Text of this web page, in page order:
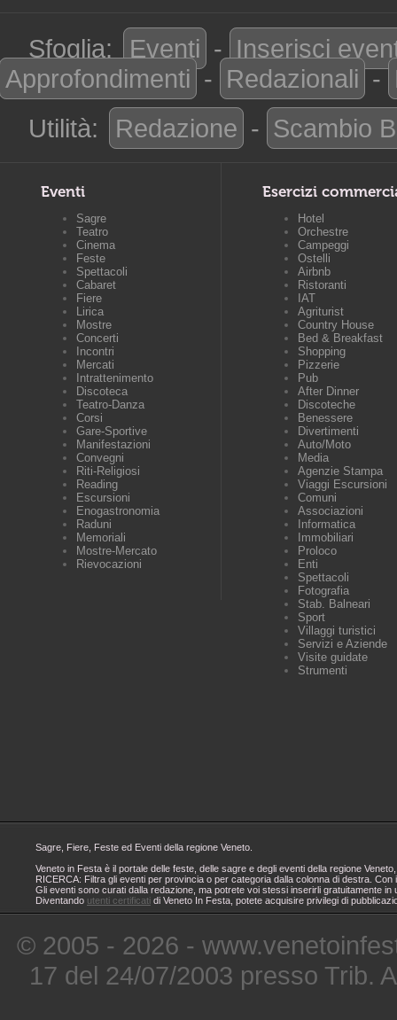
Sfoglia: Eventi - Inserisci
Approfondimenti - Redazionali -
Utilità:
Redazione - Scambio
Eventi
Sagre
Teatro
Cinema
Feste
Spettacoli
Cabaret
Fiere
Lirica
Mostre
Concerti
Incontri
Mercati
Intrattenimento
Discoteca
Teatro-Danza
Corsi
Gare-Sportive
Manifestazioni
Convegni
Riti-Religiosi
Reading
Escursioni
Enogastronomia
Raduni
Memoriali
Mostre-Mercato
Rievocazioni
Esercizi
Hotel
Orchestre
Campeggi
Ostelli
Airbnb
Ristoranti
IAT
Agriturist
Country House
Bed & Breakfast
Shopping
Pizzerie
Pub
After Dinner
Discoteche
Benessere
Divertimenti
Auto/Moto
Media
Agenzie Stampa
Viaggi Escursioni
Comuni
Associazioni
Informatica
Immobiliari
Proloco
Enti
Spettacoli
Fotografia
Stab. Balneari
Sport
Villaggi turistici
Servizi e Aziende
Visite guidate
Strumenti
Sagre, Fiere, Feste ed Eventi della regione Veneto.
Veneto in Festa è il portale delle feste, delle sagre e degli eventi della regione
RICERCA: Filtra gli eventi per provincia o per categoria dalla colonna di destra.
Gli eventi sono curati dalla redazione, ma potrete voi stessi inserirli gratuitamente
Diventando utenti certificati di Veneto In Festa, potete acquisire privilegi di
© 2005 - 2026 -
17 del 24/07/2003 presso Trib.